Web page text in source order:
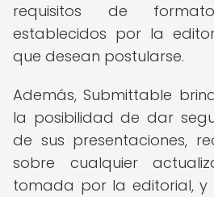
requisitos de
establecidos por la
que desean postularse.
Además, Submittable
la posibilidad de dar
de sus presentaciones,
sobre cualquier
tomada por la editorial, y